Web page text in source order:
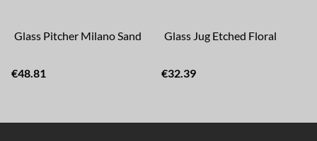
Glass Pitcher Milano Sand
€48.81
Glass Jug Etched Floral
€32.39